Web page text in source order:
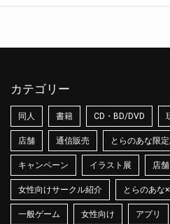
カテゴリー
同人 書籍 CD・BD/DVD
店舗 通信販売 とらのあな限
キャンペーン イラスト展 店
女性向けサークル紹介 とらのあな
一般ゲーム 女性向け アプリ